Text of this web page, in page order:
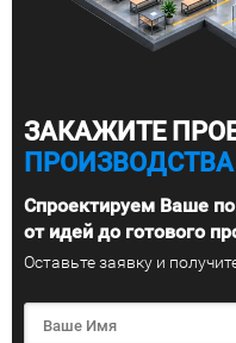
ЗАКАЖИТЕ
Спроектируем Ваше
от идей до готового
Оставьте заявку и